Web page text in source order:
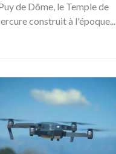
de Dôme, le Temple de
construit à l'époque...